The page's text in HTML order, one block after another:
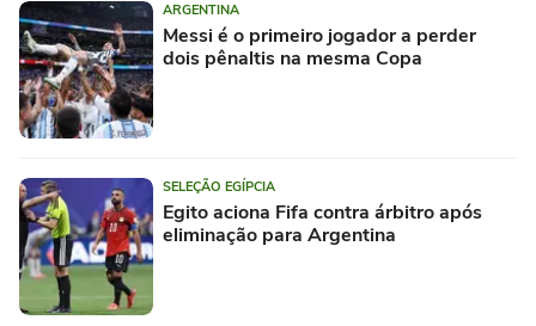
ARGENTINA
Messi é o primeiro jogador a perder
dois pênaltis na mesma Copa
SELEÇÃO EGÍPCIA
Egito aciona Fifa contra árbitro após
eliminação para Argentina